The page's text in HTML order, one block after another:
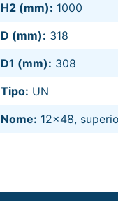
H2 (mm): 1000
D (mm): 318
D1 (mm): 308
Tipo: UN
Nome: 12x48,